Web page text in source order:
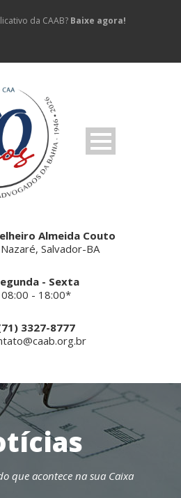
da CAAB? Baixe agora!
Almeida Couto
Salvador-BA
- Sexta
08:00 - 18:00*
3327-8777
que acontece na sua Caixa